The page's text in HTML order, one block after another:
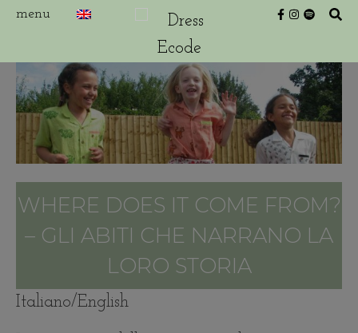
WHERE DOES IT COME FROM?
– GLI ABITI CHE NARRANO LA
LORO STORIA
Italiano/English